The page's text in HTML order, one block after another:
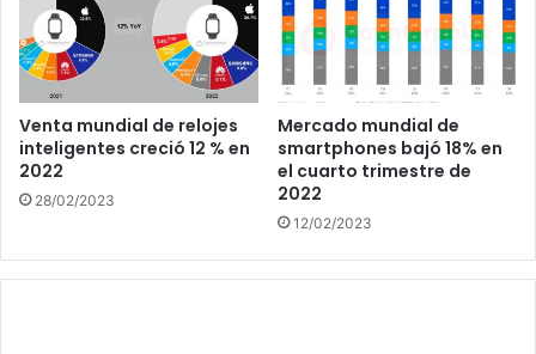
Venta mundial de relojes
inteligentes creció 12 % en
2022
28/02/2023
Mercado mundial de
smartphones bajó 18% en
el cuarto trimestre de
2022
12/02/2023